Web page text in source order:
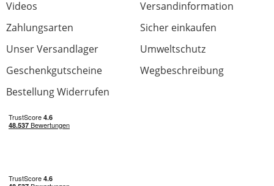
vor Staub und bleibt auch beim Transport
sicher drauf. Benutze Decksaver für all meine
Geräte falls möglich und bin überzeugt.
0 von 0 fanden diese Rezension hilfreich
Videos
Versandinformation
Zahlungsarten
Sicher einkaufen
Unser Versandlager
Umweltschutz
Geschenkgutscheine
Wegbeschreibung
Bestellung Widerrufen